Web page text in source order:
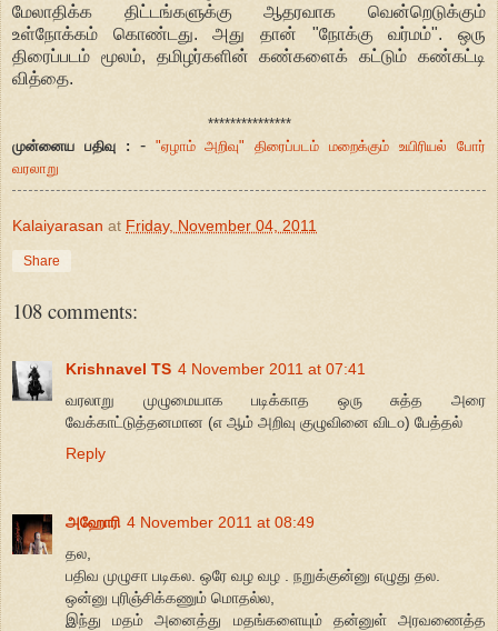
மேலாதிக்க திட்டங்களுக்கு ஆதரவாக வென்றெடுக்கும்
உள்நோக்கம் கொண்டது. அது தான் "நோக்கு வர்மம்". ஒரு
திரைப்படம் மூலம், தமிழர்களின் கண்களைக் கட்டும் கண்கட்டி
வித்தை.
***************
முன்னைய பதிவு :
- "ஏழாம் அறிவு" திரைப்படம் மறைக்கும் உயிரியல் போர்
வரலாறு
Kalaiyarasan at Friday, November 04, 2011
Share
108 comments:
Krishnavel TS 4 November 2011 at 07:41
வரலாறு முழுமையாக படிக்காத ஒரு சுத்த அரை
வேக்காட்டுத்தனமான (௭ ஆம் அறிவு குழுவினை விட௦) பேத்தல்
Reply
அஹோரி 4 November 2011 at 08:49
தல,
பதிவ முழுசா படிகல. ஒரே வழ வழ . நறுக்குன்னு எழுது தல.
ஒன்னு புரிஞ்சிக்கணும் மொதல்ல,
இந்து மதம் அனைத்து மதங்களையும் தன்னுள் அரவணைத்த